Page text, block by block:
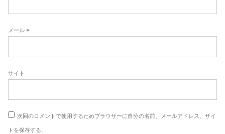
メール ※
サイト
次回のコメントで使用するためブラウザーに自分の名前、メールアドレス、サイ
トを保存する。